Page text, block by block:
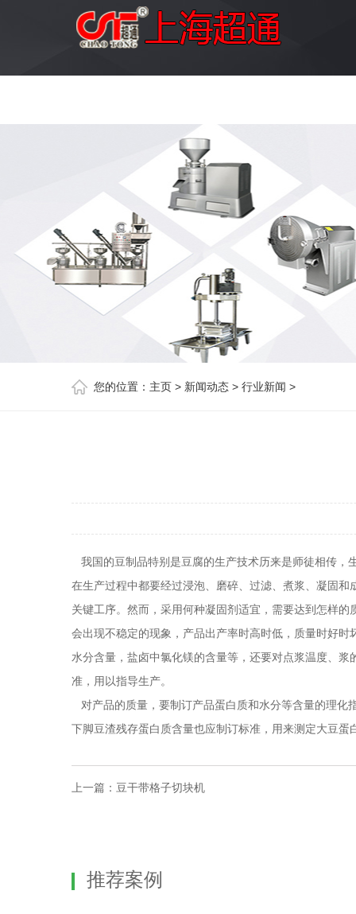
您的位置： 主页 > 新闻动态 > 行业新闻 >
我国的豆制品特别是豆腐的生产技术历来是师徒相传，
在生产过程中都要经过浸泡、磨碎、过滤、煮浆、凝固
关键工序。然而，采用何种凝固剂适宜，需要达到怎样
会出现不稳定的现象，产品出产率时高时低，质量时好
水分含量，盐卤中氯化镁的含量等，还要对点浆温度、
准，用以指导生产。
对产品的质量，要制订产品蛋白质和水分等含量的理化
下脚豆渣残存蛋白质含量也应制订标准，用来测定大豆蛋
上一篇： 豆干带格子切块机
推荐案例